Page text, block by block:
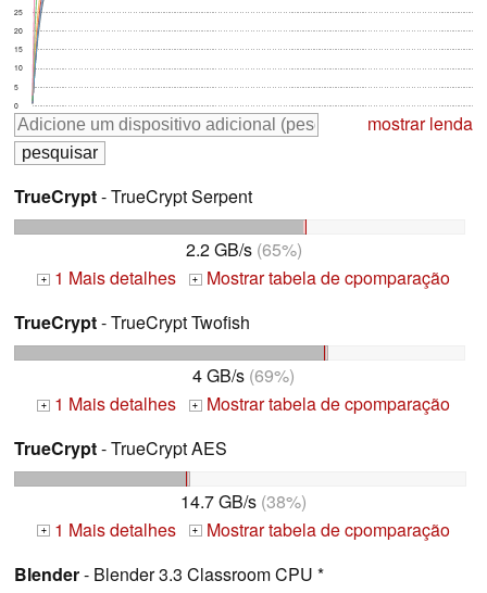
0
5
10
15
20
25
mostrar lenda
TrueCrypt- TrueCrypt Serpent
2.2 GB/s(65%)
+ 1 Mais detalhes + Mostrar tabela de cpomparação
TrueCrypt- TrueCrypt Twofish
4 GB/s (69%)
+ 1 Mais detalhes + Mostrar tabela de cpomparação
TrueCrypt- TrueCrypt AES
14.7 GB/s (38%)
+ 1 Mais detalhes + Mostrar tabela de cpomparação
Blender- Blender 3.3 Classroom CPU *